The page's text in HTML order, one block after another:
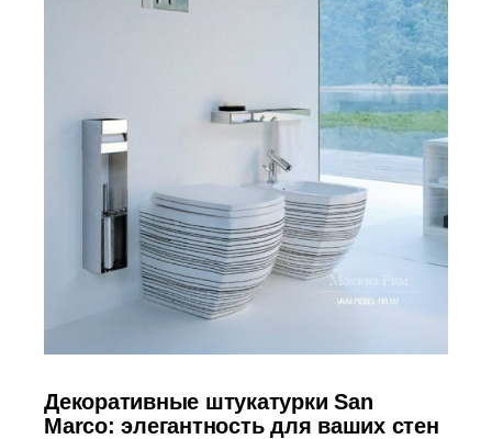
Декоративные штукатурки San
Marco: элегантность для ваших стен